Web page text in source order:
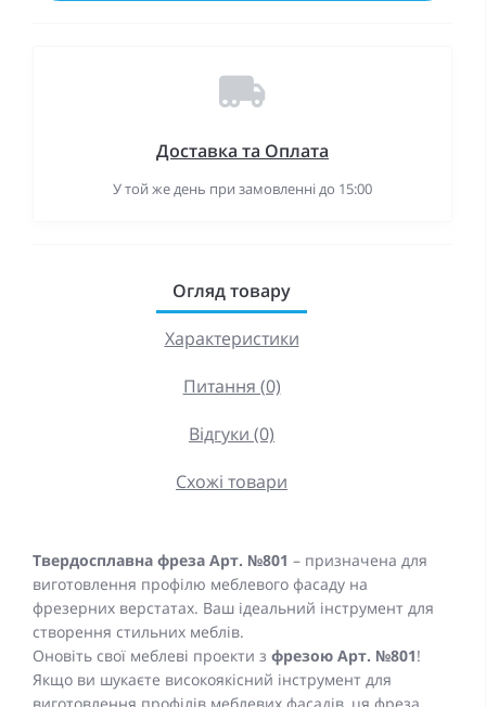
Доставка та Оплата
У той же день при замовленні до 15:00
Огляд товару
Характеристики
Питання (0)
Відгуки (0)
Схожі товари
Твердосплавна фреза Арт. №801 – призначена для
виготовлення профілю меблевого фасаду на
фрезерних верстатах. Ваш ідеальний інструмент для
створення стильних меблів.
Оновіть свої меблеві проекти з фрезою Арт. №801!
Якщо ви шукаєте високоякісний інструмент для